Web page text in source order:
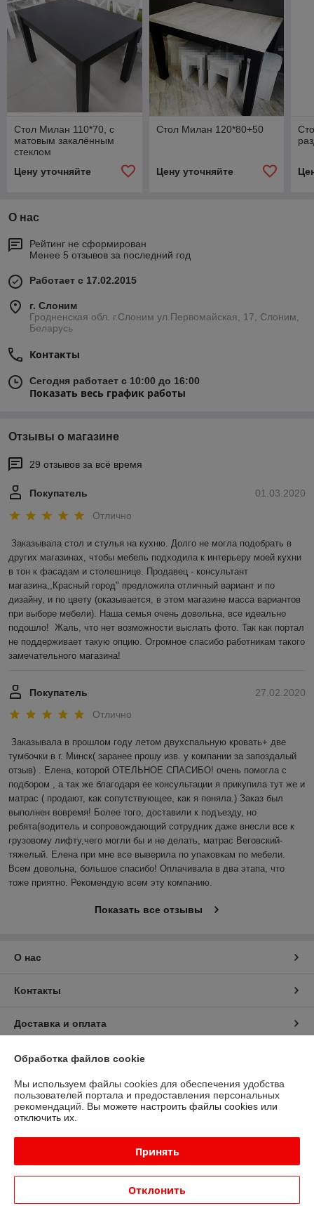
Стол Милан 110*70, с
матовым закалённым
стеклом
Цену уточняйте
Стол Милан 120*80+50
Цену уточняйте
О нас
Рейтинг не сформирован
Менее 5 отзывов за последний год
Работает с 17.02.2015
г. Слоним
Гродненская обл. г.Слоним ул.Первомайская, 17, Слоним,
Беларусь
Контакты
Сегодня работает с 10:00 до 16:00
Показать весь график работы
Отзывы о магазине
29 отзывов за всё время
01.03.2020
Покупатель
Отлично
Заказывала стол и стулья на кухню. Долго не могла подобрать в
других магазинах, чтобы мебель подходила к интерьеру моей кухни
в тон к фасадам и столешнице. Продавец - консультант
магазина,,Красный город" предложила отличный вариант и по
дизайну, и по цвету (оказывается, в этом магазине масса вариантов
при выборе мебели). Наша семья очень довольна, все идеально
подошло!  Жаль, что нет возможности выслать фото. Так как портал
не поддерживает такую опцию. Огромное спасибо работникам такого
замечательного магазина!
27.02.2020
Покупатель
Отлично
Заказывала в прошлом году летом двухспальную кровать+ две
тумбочки в г. Минск( заранее прошу изв. у компании за запоздалый
отзыв) . Елена, которой ОТЕЛЬНОЕ СПАСИБО! очень помогла с
подбором , а так же благодаря ее консультации я прикупила тут же и
матрас ( продают, как сопутствующее, как я поняла.) Заказ был
выполнен вовремя! Более того, доставили к подъезду, но
ребята(водитель и сопровождающий сотрудник даже внесли все к
грузовому лифту,чего могли бы и не делать, матрас Веговский-
тяжелый. Елена при мне все выверила по упаковкам по мебели.
Всем довольна, большое спасибо! Оплачивала в два этапа, что
тоже приятно. Рекомендую всем эту компанию.
Показать все отзывы
О нас
Контакты
Доставка и оплата
График работы
Полная версия сайта
Политика обработки cookies
Сайт создан на платформе Deal.by
Обработка файлов cookie
Мы используем файлы cookies для обеспечения удобства
пользователей портала и предоставления персональных
рекомендаций. Вы можете настроить файлы cookies или
отключить их.
Принять
Отклонить